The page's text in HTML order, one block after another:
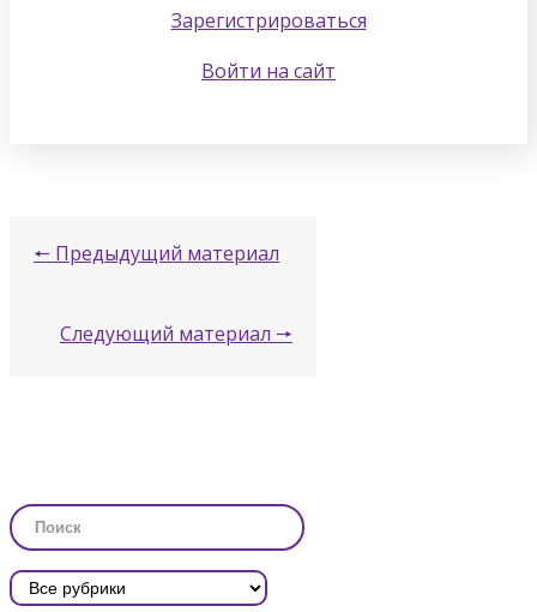
Зарегистрироваться
Войти на сайт
🠔 Предыдущий материал
Следующий материал 🠖